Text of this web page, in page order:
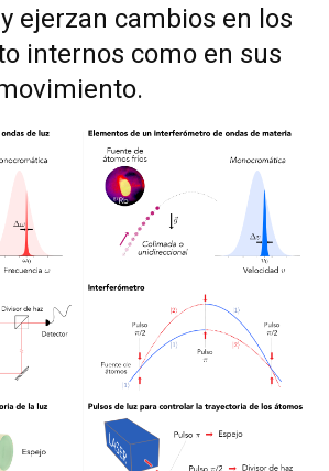
ejerzan cambios en los
internos como en sus